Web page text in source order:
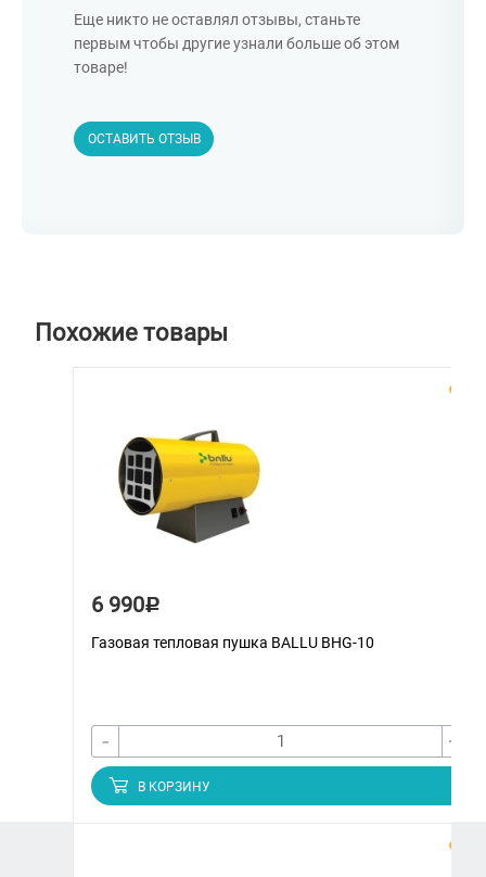
Еще никто не оставлял отзывы, станьте
первым чтобы другие узнали больше об этом
товаре!
ОСТАВИТЬ ОТЗЫВ
Похожие товары
6 990Р
Газовая тепловая пушка BALLU BHG-10
- +
В КОРЗИНУ